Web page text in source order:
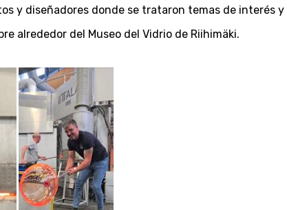
y diseñadores donde se trataron temas de interés
alrededor del Museo del Vidrio de Riihimäki.